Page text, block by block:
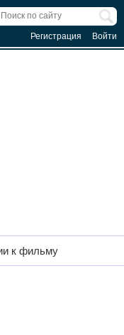
Регистрация Войти
к фильму